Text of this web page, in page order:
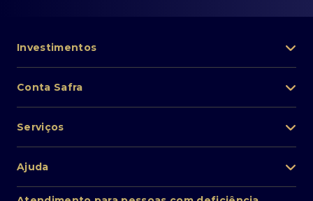
Investimentos
Lista de fundos de investimento
Private Banking
Renda fixa
Conta Safra
Pessoa Física
Cartões
Empréstimos e financiamentos
Serviços
Perda/roubo de celular
Ajuda
Atendimento ao cliente